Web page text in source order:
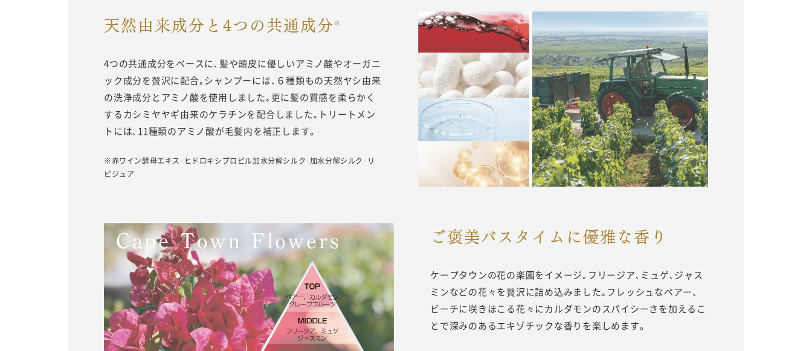
天然由来成分と4つの共通成分 ※
4つの共通成分をベースに､髪や頭皮に優しいアミノ酸やオーガニ
ック成分を贅沢に配合｡シャンプーには､６種類もの天然ヤシ由来
の洗浄成分とアミノ酸を使用しました｡更に髪の質感を柔らかく
するカシミヤヤギ由来のケラチンを配合しました｡トリートメン
トには､11種類のアミノ酸が毛髪内を補正します。
※赤ワイン酵母エキス･ヒドロキシプロピル加水分解シルク･加水分解シルク･リ
ピジュア
ご褒美バスタイムに優雅な香り
ケープタウンの花の楽園をイメージ｡フリージア､ミュゲ､ジャス
ミンなどの花々を贅沢に詰め込みました｡フレッシュなペアー、
ビーチに咲きほこる花々にカルダモンのスパイシーさを加えるこ
とで深みのあるエキゾチックな香りを楽しめます。